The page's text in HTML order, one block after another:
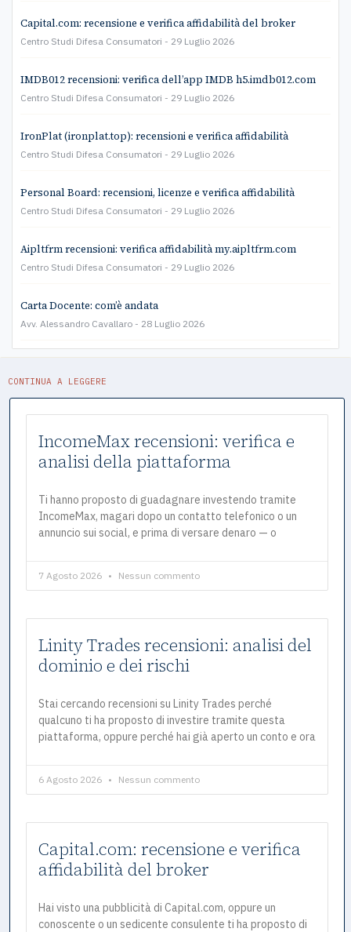
Capital.com: recensione e verifica affidabilità del broker
Centro Studi Difesa Consumatori 29 Luglio 2026
IMDB012 recensioni: verifica dell’app IMDB h5.imdb012.com
Centro Studi Difesa Consumatori 29 Luglio 2026
IronPlat (ironplat.top): recensioni e verifica affidabilità
Centro Studi Difesa Consumatori 29 Luglio 2026
Personal Board: recensioni, licenze e verifica affidabilità
Centro Studi Difesa Consumatori 29 Luglio 2026
Aipltfrm recensioni: verifica affidabilità my.aipltfrm.com
Centro Studi Difesa Consumatori 29 Luglio 2026
Carta Docente: com’è andata
Avv. Alessandro Cavallaro 28 Luglio 2026
CONTINUA A LEGGERE
IncomeMax recensioni: verifica e
analisi della piattaforma
Ti hanno proposto di guadagnare investendo tramite
IncomeMax, magari dopo un contatto telefonico o un
annuncio sui social, e prima di versare denaro — o
7 Agosto 2026 Nessun commento
Linity Trades recensioni: analisi del
dominio e dei rischi
Stai cercando recensioni su Linity Trades perché
qualcuno ti ha proposto di investire tramite questa
piattaforma, oppure perché hai già aperto un conto e ora
6 Agosto 2026 Nessun commento
Capital.com: recensione e verifica
affidabilità del broker
Hai visto una pubblicità di Capital.com, oppure un
conoscente o un sedicente consulente ti ha proposto di